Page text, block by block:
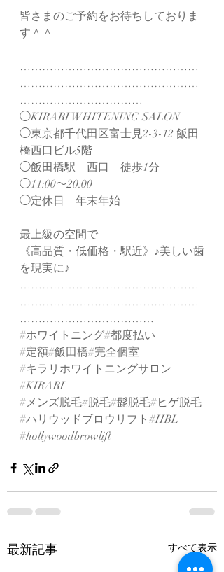
皆さまのご予約をお待ちしておりま
す＾＾
…………………………………………
…………………………………………
……………………………
◯KIRARI WHITENING SALON
◯東京都千代田区富士見2-3-12 飯田
橋西口ビル5階
◯飯田橋駅　西口　徒歩1分
◯11:00～20:00
◯定休日　年末年始
最上級の空間で
《高品質・低価格・駅近》♪美しい歯
を現実に♪
…………………………………………
…………………………………………
………………………………
#ホワイトニング#都度払い
#定額#飯田橋#完全個室
#キラリホワイトニングサロン
#KIRARI
#メンズ脱毛#脱毛#髭脱毛#ヒゲ脱毛
#ハリウッドブロウリフト #HBL
#hollywoodbrowlift
最新記事 すべて表示